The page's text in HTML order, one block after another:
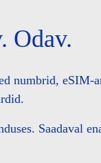
Odav.
numbrid, eSIM-
Saadaval